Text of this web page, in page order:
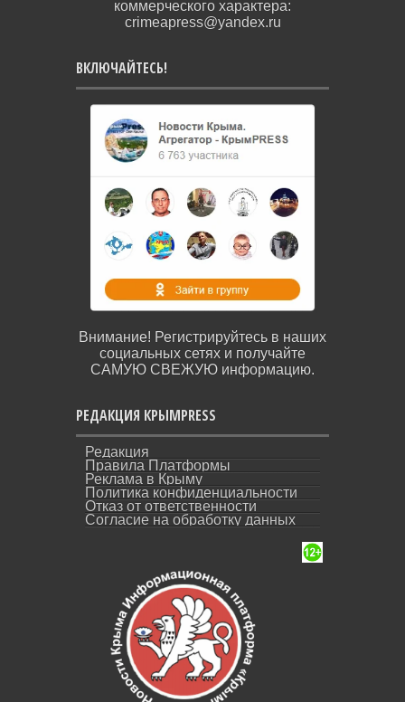
коммерческого характера:
crimeapress@yandex.ru
ВКЛЮЧАЙТЕСЬ!
Внимание! Регистрируйтесь в наших
социальных сетях и получайте
САМУЮ СВЕЖУЮ информацию.
РЕДАКЦИЯ КРЫМPRESS
Редакция
Правила Платформы
Реклама в Крыму
Политика конфиденциальности
Отказ от ответственности
Согласие на обработку данных